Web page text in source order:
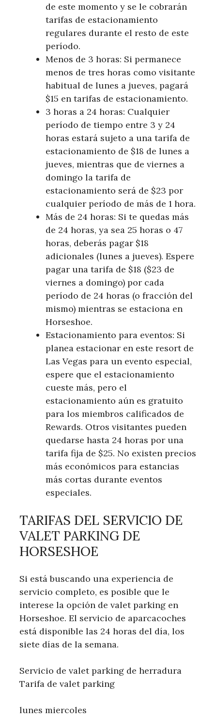
de este momento y se le cobrarán
tarifas de estacionamiento
regulares durante el resto de este
período.
Menos de 3 horas: Si permanece
menos de tres horas como visitante
habitual de lunes a jueves, pagará
$15 en tarifas de estacionamiento.
3 horas a 24 horas: Cualquier
período de tiempo entre 3 y 24
horas estará sujeto a una tarifa de
estacionamiento de $18 de lunes a
jueves, mientras que de viernes a
domingo la tarifa de
estacionamiento será de $23 por
cualquier período de más de 1 hora.
Más de 24 horas: Si te quedas más
de 24 horas, ya sea 25 horas o 47
horas, deberás pagar $18
adicionales (lunes a jueves). Espere
pagar una tarifa de $18 ($23 de
viernes a domingo) por cada
período de 24 horas (o fracción del
mismo) mientras se estaciona en
Horseshoe.
Estacionamiento para eventos: Si
planea estacionar en este resort de
Las Vegas para un evento especial,
espere que el estacionamiento
cueste más, pero el
estacionamiento aún es gratuito
para los miembros calificados de
Rewards. Otros visitantes pueden
quedarse hasta 24 horas por una
tarifa fija de $25. No existen precios
más económicos para estancias
más cortas durante eventos
especiales.
TARIFAS DEL SERVICIO DE
VALET PARKING DE
HORSESHOE
Si está buscando una experiencia de
servicio completo, es posible que le
interese la opción de valet parking en
Horseshoe. El servicio de aparcacoches
está disponible las 24 horas del día, los
siete días de la semana.
Servicio de valet parking de herradura
Tarifa de valet parking
lunes miercoles